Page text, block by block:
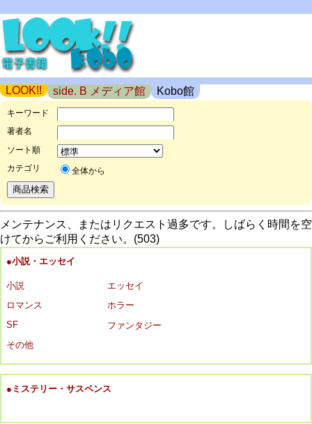
LOOK!! side. B メディア館 Kobo館
キーワード
著者名
ソート順
カテゴリ
全体から
メンテナンス、またはリクエスト過多です。しばらく時間を空
けてからご利用ください。(503)
●小説・エッセイ
小説
エッセイ
ロマンス
ホラー
SF
ファンタジー
その他
●ミステリー・サスペンス